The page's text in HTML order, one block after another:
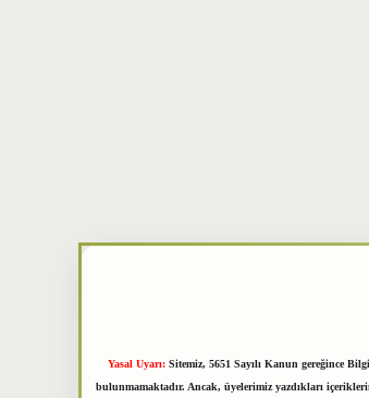
Yasal Uyarı: Sitemiz, 5651 Sayılı Kanun gereğince
bulunmamaktadır. Ancak, üyelerimiz yazdıkları